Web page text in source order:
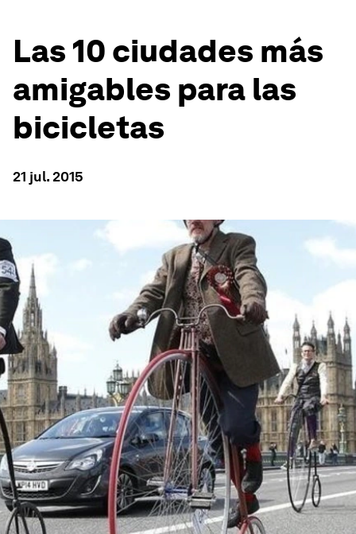
Las 10 ciudades más
amigables para las
bicicletas
21 jul. 2015